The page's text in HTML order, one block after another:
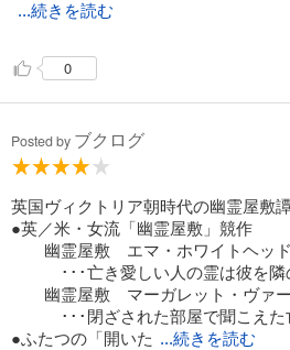
...続きを読む
0
Posted by ブクログ
英国ヴィクトリア朝時代の幽霊屋敷
●英／米・女流「幽霊屋敷」競作
幽霊屋敷 エマ・ホワイトヘッド
･･･亡き愛しい人の霊は彼を隣の
幽霊屋敷 マーガレット・ヴァ
･･･閉ざされた部屋で聞こえた
●ふたつの「開いた ...続きを読む